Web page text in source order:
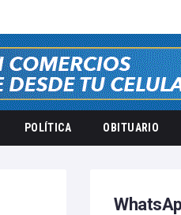
POLÍTICA OBITUARIO